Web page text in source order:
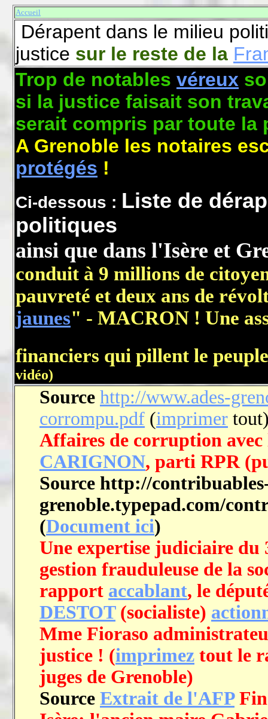
Accueil
Dérapent dans le milieu
justice sur le reste de la
Trop de notables véreux
si la justice faisait son
serait compris par toute la
A Grenoble les notaires
protégés !
Ci-dessous : Liste de
politiques
ainsi que dans l'Isère et
conduit à 9 millions de
pauvreté et deux ans de
jaunes" - MACRON ! Une
financiers qui pillent le
vidéo)
Source http://www.ades-
corrompu.pdf (imprimer
Affaires de corruption
CARIGNON, parti RPR
Source http://
grenoble.typepad.com/
(Document ici)
Une expertise judiciaire du
gestion frauduleuse de la
rapport accablant, le
DESTOT (socialiste)
Mme Fioraso
justice ! (imprimez tout le
juges de Grenoble)
Source Extrait de l'AFP